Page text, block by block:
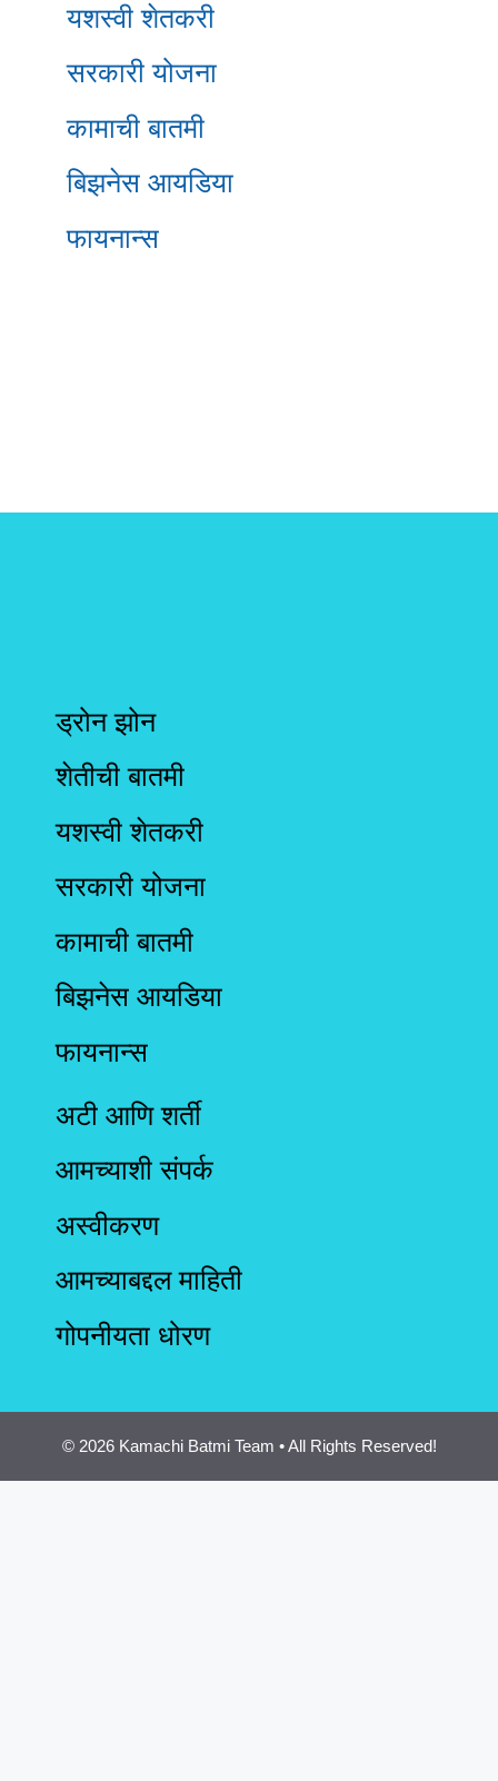
यशस्वी शेतकरी
सरकारी योजना
कामाची बातमी
बिझनेस आयडिया
फायनान्स
ड्रोन झोन
शेतीची बातमी
यशस्वी शेतकरी
सरकारी योजना
कामाची बातमी
बिझनेस आयडिया
फायनान्स
अटी आणि शर्ती
आमच्याशी संपर्क
अस्वीकरण
आमच्याबद्दल माहिती
गोपनीयता धोरण
© 2026 Kamachi Batmi Team • All Rights Reserved!